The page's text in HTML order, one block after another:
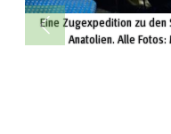
Eine Zugexpedition zu den
Anatolien. Alle Fotos: